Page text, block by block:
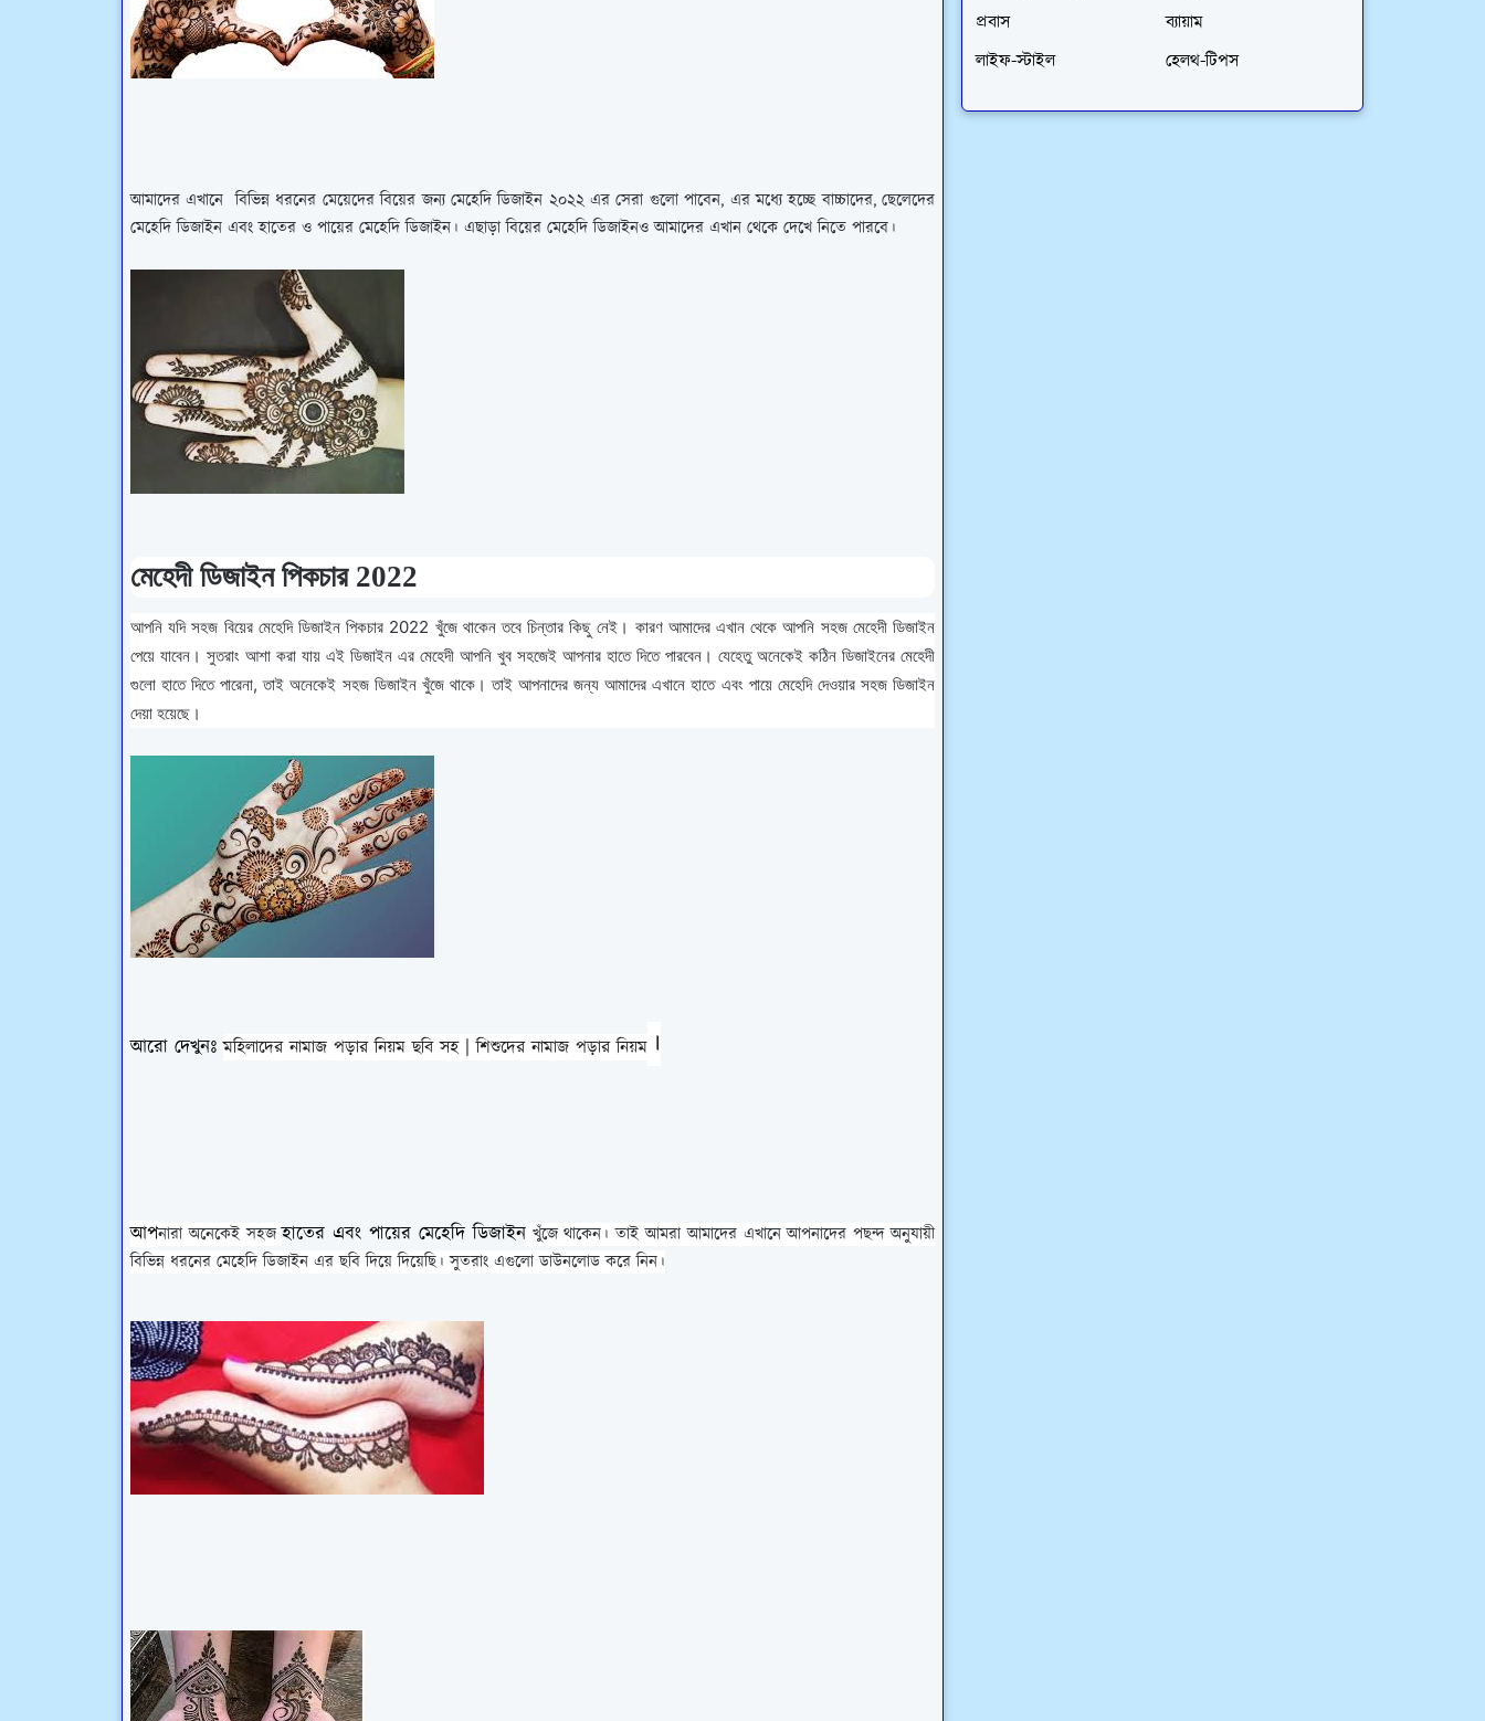
আমাদের এখানে বিভিন্ন ধরনের মেয়েদেরবিয়ের জন্য মেহেদি ডিজাইন ২০২২ এর সেরা গুলোপাবেন, এর মধ্যে হচ্ছে বাচ্চাদের, ছেলেদের
মেহেদি ডিজাইন এবং হাতের ও পায়ের মেহেদি ডিজাইন। এছাড়া বিয়ের মেহেদি ডিজাইনও আমাদের এখান থেকে দেখে নিতে পারবে।
মেহেদী ডিজাইন পিকচার 2022
আপনি যদি সহজ বিয়ের মেহেদি ডিজাইন পিকচার 2022 খুঁজে থাকেন তবে চিন্তার কিছু নেই। কারণ আমাদের এখান থেকে আপনি সহজ মেহেদী ডিজাইন
পেয়ে যাবেন। সুতরাং আশা করা যায় এই ডিজাইন এর মেহেদী আপনি খুব সহজেই আপনার হাতে দিতে পারবেন। যেহেতু অনেকেই কঠিন ডিজাইনের মেহেদী
গুলো হাতে দিতে পারেনা, তাই অনেকেই সহজ ডিজাইন খুঁজে থাকে। তাই আপনাদের জন্য আমাদের এখানে হাতে এবং পায়ে মেহেদি দেওয়ার সহজ ডিজাইন
দেয়া হয়েছে।
আরো দেখুনঃমহিলাদের নামাজ পড়ার নিয়ম ছবি সহ | শিশুদের নামাজ পড়ার নিয়ম ।
আপনারা অনেকেই সহজহাতের এবং পায়ের মেহেদি ডিজাইনখুঁজে থাকেন। তাই আমরা আমাদের এখানে আপনাদের পছন্দ অনুযায়ী
বিভিন্ন ধরনের মেহেদি ডিজাইন এর ছবি দিয়ে দিয়েছি। সুতরাং এগুলো ডাউনলোড করে নিন।
প্রবাস
ব্যায়াম
লাইফ-স্টাইল
হেলথ-টিপস